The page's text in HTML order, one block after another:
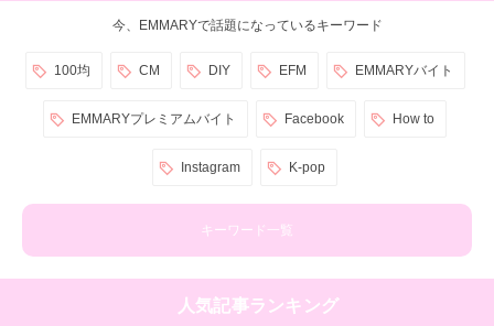
今、EMMARYで話題になっているキーワード
100均 CM DIY EFM EMMARYバイト
EMMARYプレミアムバイト Facebook How to
Instagram K-pop
キーワード一覧
人気記事ランキング